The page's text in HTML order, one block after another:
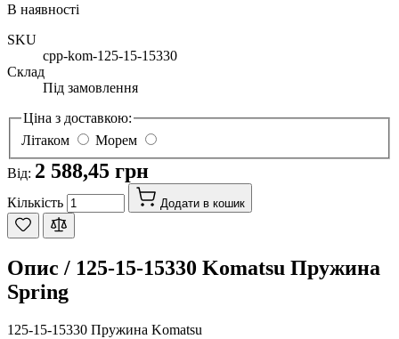
В наявності
SKU
cpp-kom-125-15-15330
Склад
Під замовлення
Ціна з доставкою:
Літаком
Морем
Від: 2 588,45 грн
Кількість Додати в кошик
Опис / 125-15-15330 Komatsu Пружина
Spring
125-15-15330 Пружина Komatsu